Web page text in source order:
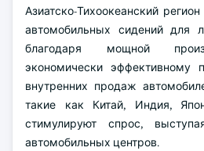
Азиатско-Тихоокеанский
автомобильных сидений для
благодаря мощной
экономически эффективному
внутренних продаж
такие как Китай, Индия,
стимулируют спрос,
автомобильных центров.